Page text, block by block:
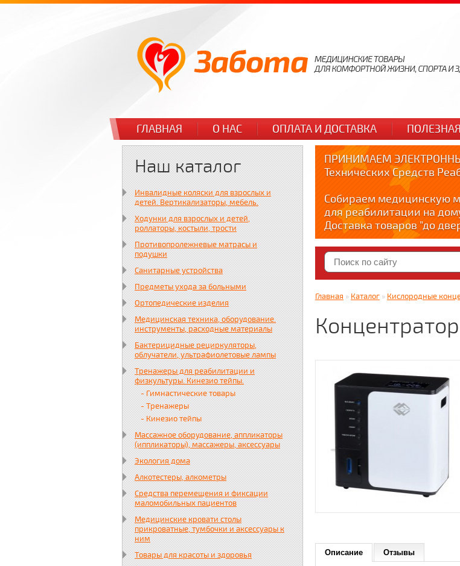
ГЛАВНАЯ О НАС ОПЛАТА И ДОСТАВКА
Наш каталог
Инвалидные коляски для взрослых и
детей. Вертикализаторы, мебель.
Ходунки для взрослых и детей,
роллаторы, костыли, трости
Противопролежневые матрасы и
подушки
Санитарные устройства
Предметы ухода за больными
Ортопедические изделия
Медицинская техника, оборудование.
инструменты, расходные материалы
Бактерицидные рециркуляторы,
облучатели, ультрафиолетовые лампы
Тренажеры для реабилитации и
физкультуры. Кинезио тейпы.
- Гимнастические товары
- Тренажеры
- Кинезио тейпы
Массажное оборудование, аппликаторы
(иппликаторы), массажеры, аксессуары
Экология дома
Алкотестеры, алкометры
Средства перемещения и фиксации
маломобильных пациентов
Медицинские кровати столы
прикроватные, тумбочки и аксессуары к
ним
Товары для красоты и здоровья
ПРИНИМАЕМ
Технических Средств
Собираем медицинскую
для реабилитации на
Доставка товаров "до
по тел. +79178595365
Краткие видео обзоры
YOUTUBE: youtube.com/
Яндекс. Дзен: dzen.ru/
zabota16.ru
Всегда на связи !!! (Wats
Главная » Каталог » Кислородные
Описание Отзывы